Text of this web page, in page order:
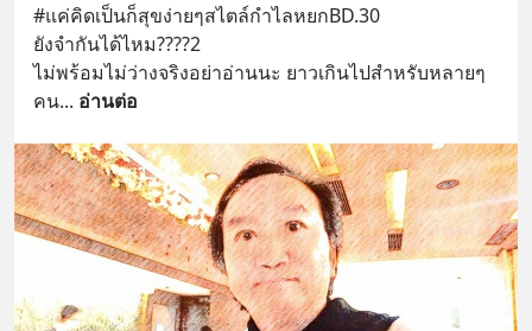
#แค่คิดเป็นก็สุขง่ายๆสไตล์กำไลหยกBD.30
ยังจำกันได้ไหม????2
ไม่พร้อมไม่ว่างจริงอย่าอ่านนะ ยาวเกินไปสำหรับหลายๆ
คน... อ่านต่อ